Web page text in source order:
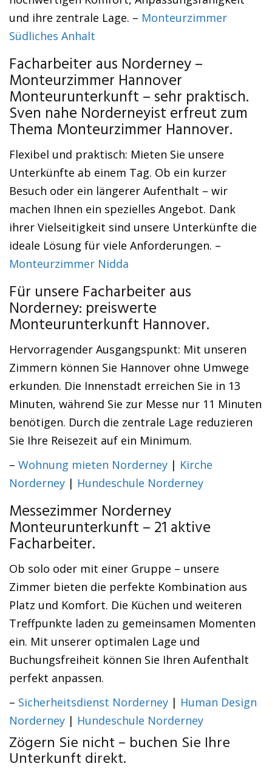
und ihre zentrale Lage. – Monteurzimmer
Südliches Anhalt
Facharbeiter aus Norderney –
Monteurzimmer Hannover
Monteurunterkunft – sehr praktisch.
Sven nahe Norderneyist erfreut zum
Thema Monteurzimmer Hannover.
Flexibel und praktisch: Mieten Sie unsere
Unterkünfte ab einem Tag. Ob ein kurzer
Besuch oder ein längerer Aufenthalt – wir
machen Ihnen ein spezielles Angebot. Dank
ihrer Vielseitigkeit sind unsere Unterkünfte die
ideale Lösung für viele Anforderungen. –
Monteurzimmer Nidda
Für unsere Facharbeiter aus
Norderney: preiswerte
Monteurunterkunft Hannover.
Hervorragender Ausgangspunkt: Mit unseren
Zimmern können Sie Hannover ohne Umwege
erkunden. Die Innenstadt erreichen Sie in 13
Minuten, während Sie zur Messe nur 11 Minuten
benötigen. Durch die zentrale Lage reduzieren
Sie Ihre Reisezeit auf ein Minimum.
– Wohnung mieten Norderney | Kirche
Norderney | Hundeschule Norderney
Messezimmer Norderney
Monteurunterkunft – 21 aktive
Facharbeiter.
Ob solo oder mit einer Gruppe – unsere
Zimmer bieten die perfekte Kombination aus
Platz und Komfort. Die Küchen und weiteren
Treffpunkte laden zu gemeinsamen Momenten
ein. Mit unserer optimalen Lage und
Buchungsfreiheit können Sie Ihren Aufenthalt
perfekt anpassen.
– Sicherheitsdienst Norderney | Human Design
Norderney | Hundeschule Norderney
Zögern Sie nicht – buchen Sie Ihre
Unterkunft direkt.